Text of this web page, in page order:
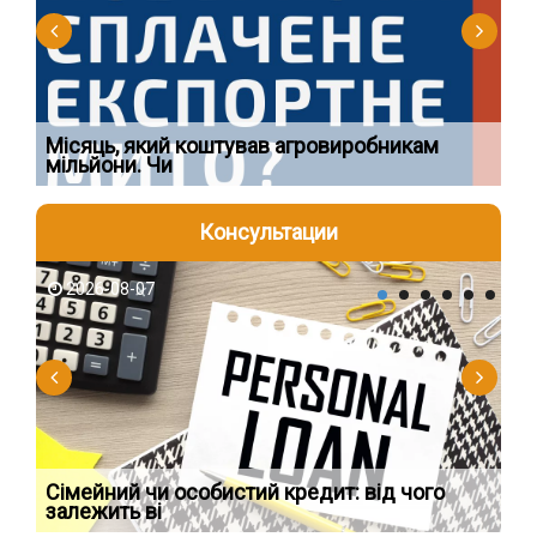
Місяць, який коштував агровиробникам
мільйони. Чи
Консультации
2026-08-07
Сімейний чи особистий кредит: від чого
залежить ві